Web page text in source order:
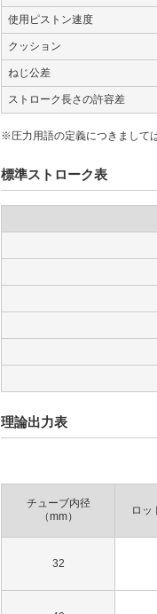
使用ピストン速度
クッション
ねじ公差
ストローク長さの許容差
※圧力用語の定義につきまして
標準ストローク表
理論出力表
チューブ内径
（mm）
ロッ
32